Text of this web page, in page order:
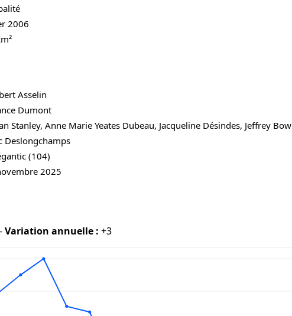
2006
Asselin
Dumont
Stanley, Anne Marie Yeates Dubeau, Jacqueline Désindes, Jeffrey
Deslongchamps
(104)
2025
Variation annuelle : +3